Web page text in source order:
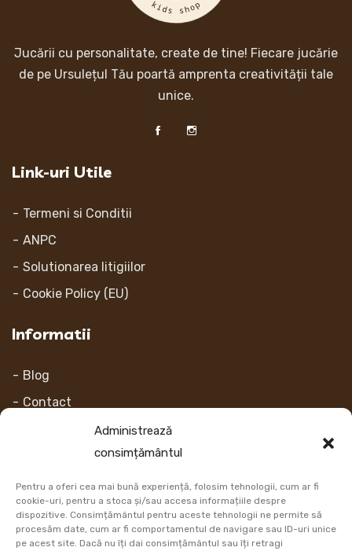
Administrează
consimțământul
Pentru a oferi cea mai bună experiență, folosim tehnologii, cum ar fi
cookie-uri, pentru a stoca și/sau accesa informațiile despre
dispozitive. Consimțământul pentru aceste tehnologii ne permite să
procesăm date, cum ar fi comportamentul de navigare sau ID-uri unice
pe acest site. Dacă nu îți dai consimțământul sau îți retragi
Jucării cu personalitate, create de tine! Fiecare jucărie
de pe Ursulețul Tău poartă amprenta creativității tale
unice.
Link-uri Utile
Termeni si Conditii
ANPC
Solutionarea litigiilor
Cookie Policy (EU)
Informatii
Blog
Contact
Link-uri
Retur